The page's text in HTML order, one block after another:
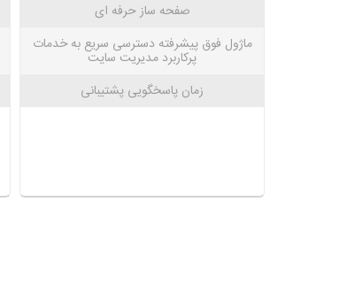
صفحه ساز حرفه ای
ماژول فوق پیشرفته دسترسی سریع به خدمات
پرکاربرد مدیریت سایت
زمان پاسخگویی پشتیبانی